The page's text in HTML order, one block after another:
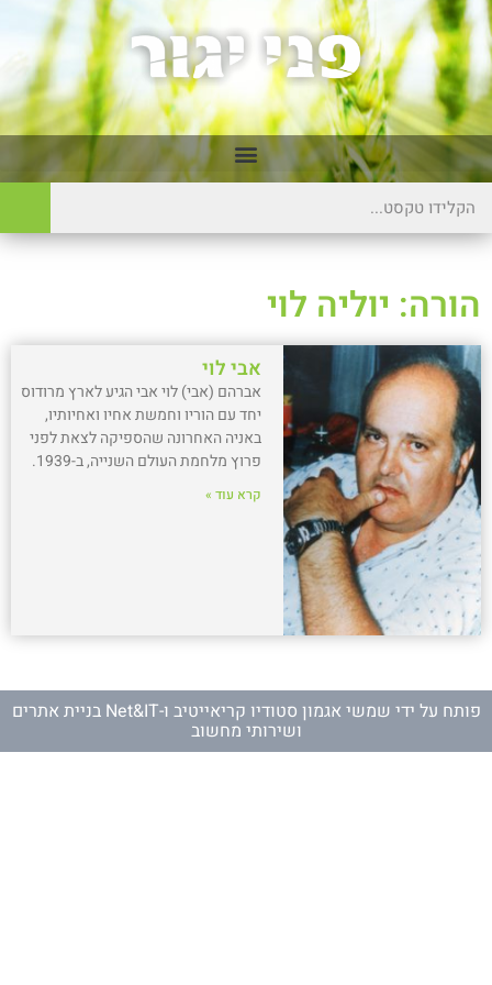
הורה: יוליה לוי
אבי לוי
אברהם (אבי) לוי אבי הגיע לארץ מרודוס
יחד עם הוריו וחמשת אחיו ואחיותיו,
באניה האחרונה שהספיקה לצאת לפני
פרוץ מלחמת העולם השנייה, ב-1939.
קרא עוד »
פותח על ידי שמשי אגמון סטודיו קריאייטיב ו- Net&IT בניית אתרים
ושירותי מחשוב